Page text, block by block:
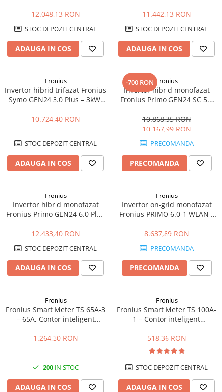
12.048,13 RON
STOC DEPOZIT CENTRAL
ADAUGA IN COS
98.1%
11.442,13 RON
STOC DEPOZIT CENTRAL
ADAUGA IN COS
Fronius
Invertor hibrid trifazat Fronius
Symo GEN24 3.0 Plus – 3kW,
ridicata
10.724,40 RON
STOC DEPOZIT CENTRAL
ADAUGA IN COS
-700 RON Fronius
Invertor hibrid monofazat
Fronius Primo GEN24 SC 5.0
Eficienta 98.2%
10.868,35 RON
10.167,99 RON
PRECOMANDA
PRECOMANDA
Fronius
Invertor hibrid monofazat
Fronius Primo GEN24 6.0 Plus
12.433,40 RON
STOC DEPOZIT CENTRAL
ADAUGA IN COS
Fronius
Invertor on-grid monofazat
Fronius PRIMO 6.0-1 WLAN –
97.8%
8.637,89 RON
PRECOMANDA
PRECOMANDA
Fronius
Fronius Smart Meter TS 65A-3
– 65A, Contor inteligent
bidirectionala, RS485
1.264,30 RON
200 IN STOC
ADAUGA IN COS
Fronius
Fronius Smart Meter TS 100A-
1 – Contor inteligent
bidirectionala, RS485
518,36 RON
STOC DEPOZIT CENTRAL
ADAUGA IN COS